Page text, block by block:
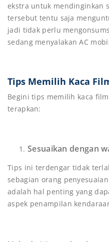
ekstra untuk mendinginkan
tersebut tentu saja
jadi tidak perlu
sedang menyalakan AC
Tips Memilih Kaca
Begini tips memilih kaca
terapkan:
Sesuaikan dengan
Tips ini terdengar tidak
sebagian orang
adalah hal penting yang
aspek penampilan